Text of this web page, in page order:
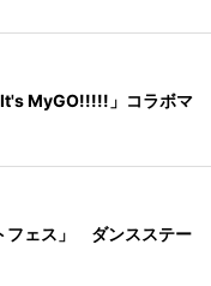
MyGO!!!!!」コラボマ
フェス」 ダンスステー